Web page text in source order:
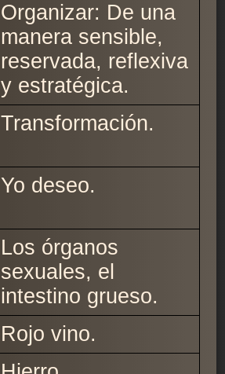
Organizar: De una
manera sensible,
reservada, reflexiva
y estratégica.
Transformación.
Yo deseo.
Los órganos
sexuales, el
intestino grueso.
Rojo vino.